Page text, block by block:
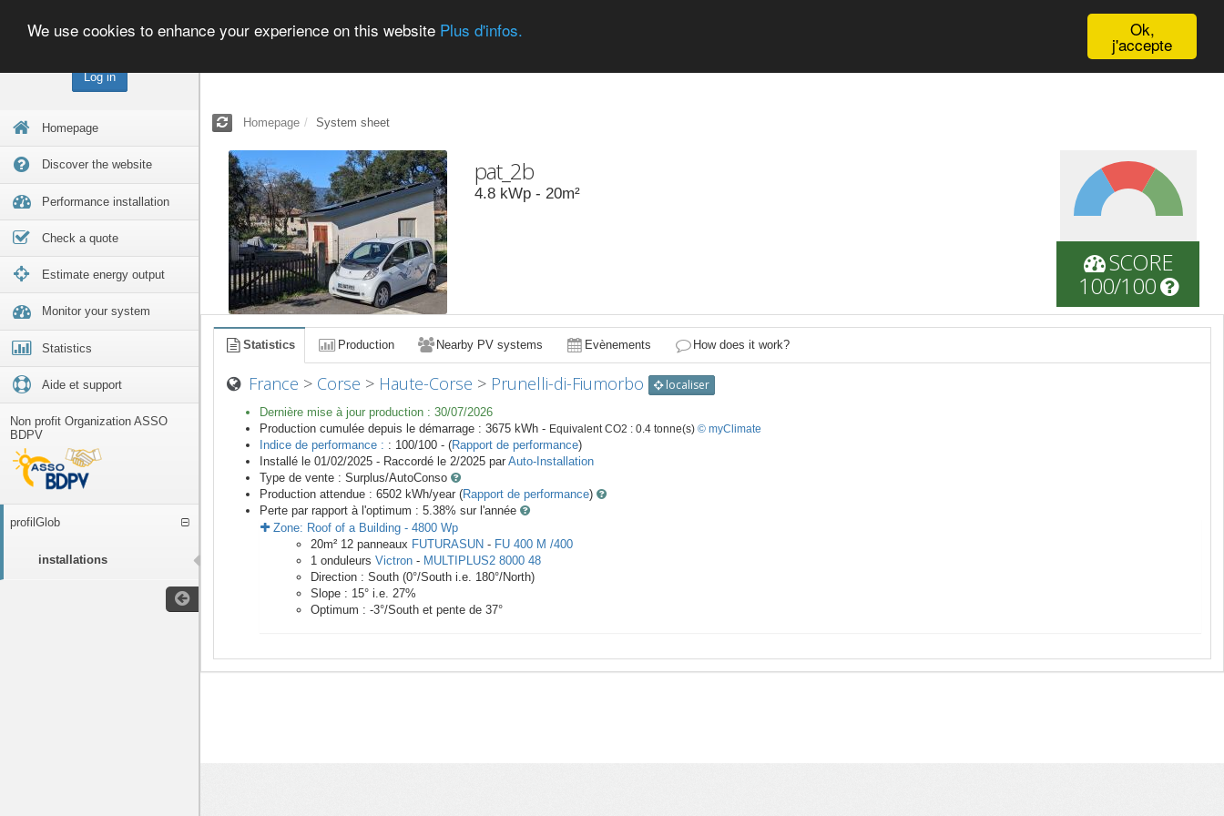
Log in
Homepage
Discover the website
Performance installation
Check a quote
Estimate energy output
Monitor your system
Statistics
Aide et support
Non profit Organization ASSO
BDPV
profilGlob
installations
Ok,
j'accepte
We use cookies to enhance your experience on this website Plus d'infos.
Homepage System sheet
pat_2b
4.8 kWp - 20m²
SCORE
100/100
Statistics Production Nearby PV systems Evènements How does it work?
France > Corse > Haute-Corse > Prunelli-di-Fiumorbo localiser
Dernière mise à jour production : 30/07/2026
Production cumulée depuis le démarrage : 3675 kWh - Equivalent CO2 : 0.4 tonne(s) © myClimate
Indice de performance : : 100/100 - (Rapport de performance)
Installé le 01/02/2025 - Raccordé le 2/2025 par Auto-Installation
Type de vente : Surplus/AutoConso
Production attendue : 6502 kWh/year (Rapport de performance)
Perte par rapport à l'optimum : 5.38% sur l'année
Zone: Roof of a Building - 4800 Wp
20m² 12 panneaux FUTURASUN - FU 400 M /400
1 onduleurs Victron - MULTIPLUS2 8000 48
Direction : South (0°/South i.e. 180°/North)
Slope : 15° i.e. 27%
Optimum : -3°/South et pente de 37°